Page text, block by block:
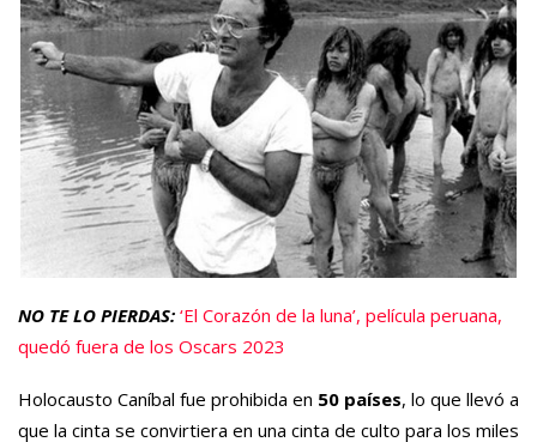
NO TE LO PIERDAS: ‘El Corazón de la luna’, película peruana,
quedó fuera de los Oscars 2023
Holocausto Caníbal fue prohibida en 50 países, lo que llevó a
que la cinta se convirtiera en una cinta de culto para los miles